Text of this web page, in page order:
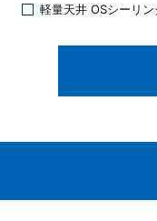
軽量天井 OSシーリ